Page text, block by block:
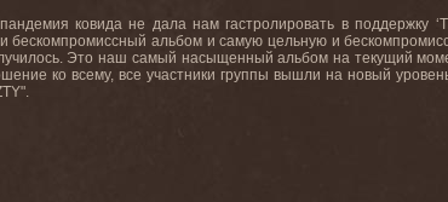
ковида не дала нам гастролировать в поддержку
бескомпромиссный альбом и самую цельную и
Это наш самый насыщенный альбом на текущий
ко всему, все участники группы вышли на новый